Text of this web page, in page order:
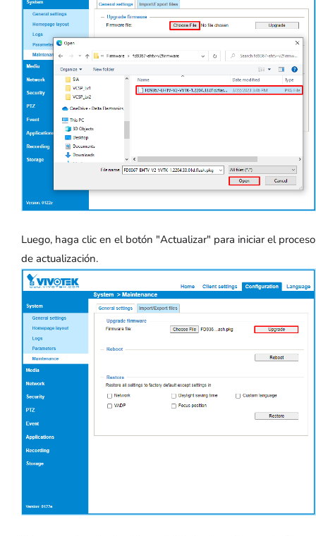
Luego, haga clic en el botón "Actualizar" para iniciar el proceso
de actualización.